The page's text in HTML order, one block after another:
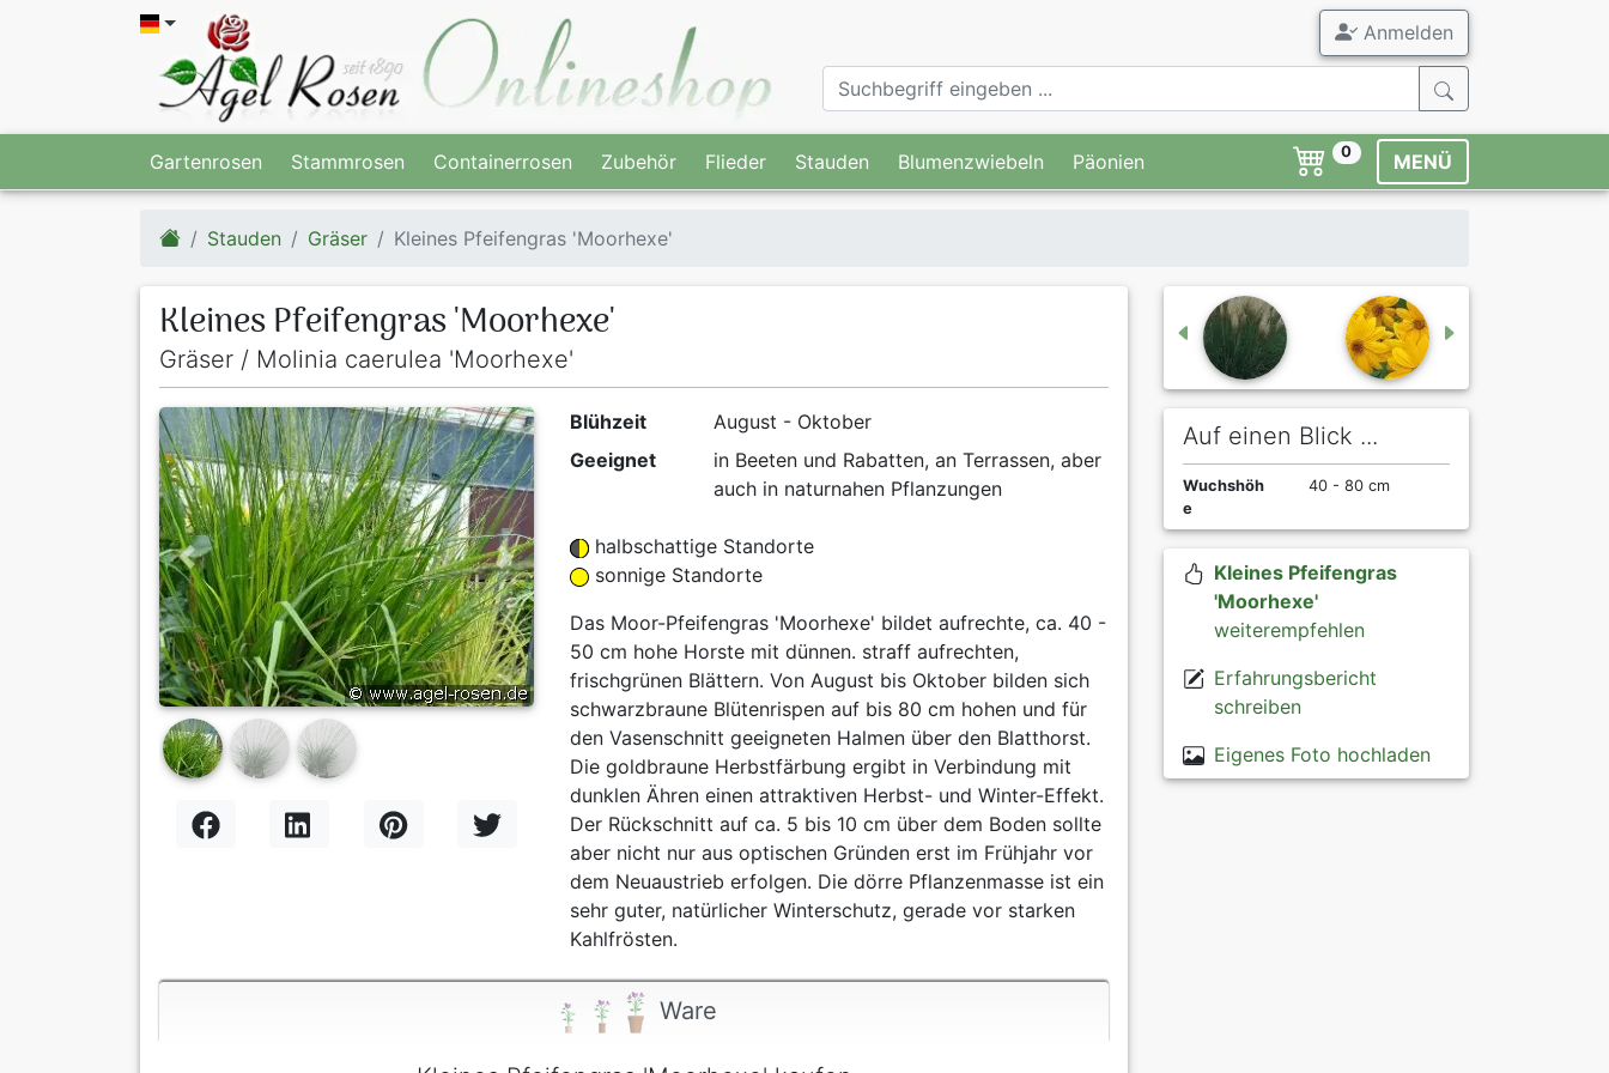
Anmelden
Gartenrosen Stammrosen Containerrosen Zubehör Flieder Stauden Blumenzwiebeln Päonien 0 MENÜ
Stauden Gräser Kleines Pfeifengras 'Moorhexe'
Kleines Pfeifengras 'Moorhexe'
Gräser / Molinia caerulea 'Moorhexe'
Previous Next
Blühzeit
August - Oktober
Geeignet
in Beeten und Rabatten, an Terrassen, aber
auch in naturnahen Pflanzungen
halbschattige Standorte
sonnige Standorte
Das Moor-Pfeifengras 'Moorhexe' bildet aufrechte, ca. 40 -
50 cm hohe Horste mit dünnen. straff aufrechten,
frischgrünen Blättern. Von August bis Oktober bilden sich
schwarzbraune Blütenrispen auf bis 80 cm hohen und für
den Vasenschnitt geeigneten Halmen über den Blatthorst.
Die goldbraune Herbstfärbung ergibt in Verbindung mit
dunklen Ähren einen attraktiven Herbst- und Winter-Effekt.
Der Rückschnitt auf ca. 5 bis 10 cm über dem Boden sollte
aber nicht nur aus optischen Gründen erst im Frühjahr vor
dem Neuaustrieb erfolgen. Die dörre Pflanzenmasse ist ein
sehr guter, natürlicher Winterschutz, gerade vor starken
Kahlfrösten.
Ware
Auf einen Blick ...
Wuchshöh
e
40 - 80 cm
Kleines Pfeifengras
'Moorhexe'
weiterempfehlen
Erfahrungsbericht
schreiben
Eigenes Foto hochladen